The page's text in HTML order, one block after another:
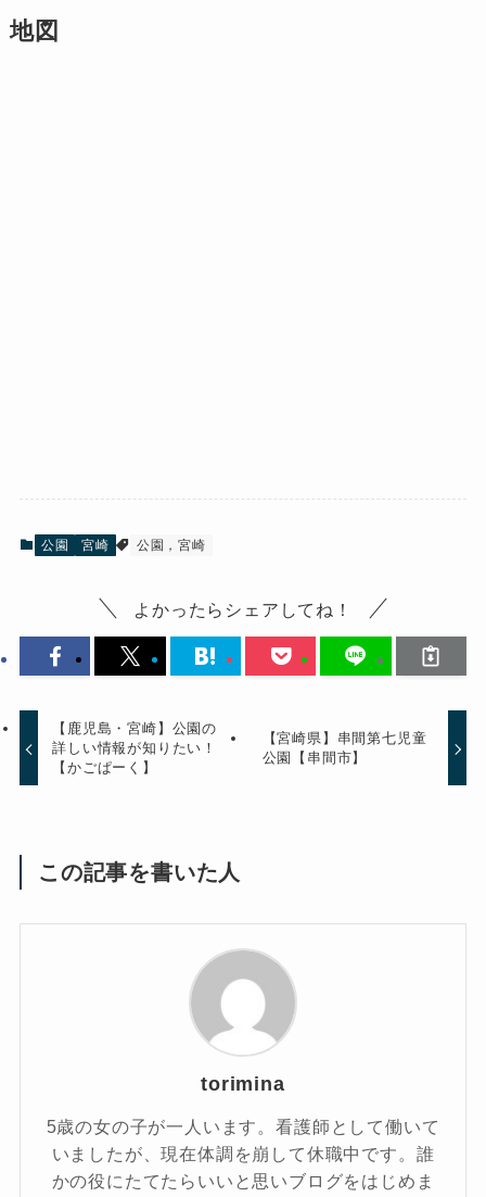
地図
公園 宮崎 公園，宮崎
よかったらシェアしてね！
【鹿児島・宮崎】公園の
詳しい情報が知りたい！
【かごぱーく】
【宮崎県】串間第七児童
公園【串間市】
この記事を書いた人
torimina
5歳の女の子が一人います。看護師として働いて
いましたが、現在体調を崩して休職中です。誰
かの役にたてたらいいと思いブログをはじめま